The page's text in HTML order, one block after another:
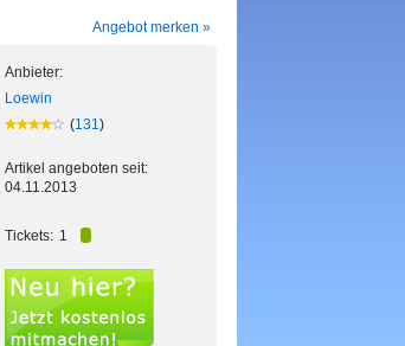
Angebot merken »
Anbieter:
Loewin
(131)
Artikel angeboten seit:
04.11.2013
Tickets: 1